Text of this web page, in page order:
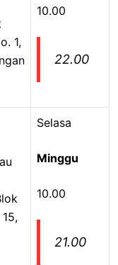
1,
10.00
22.00
Selasa
Minggu
10.00
21.00